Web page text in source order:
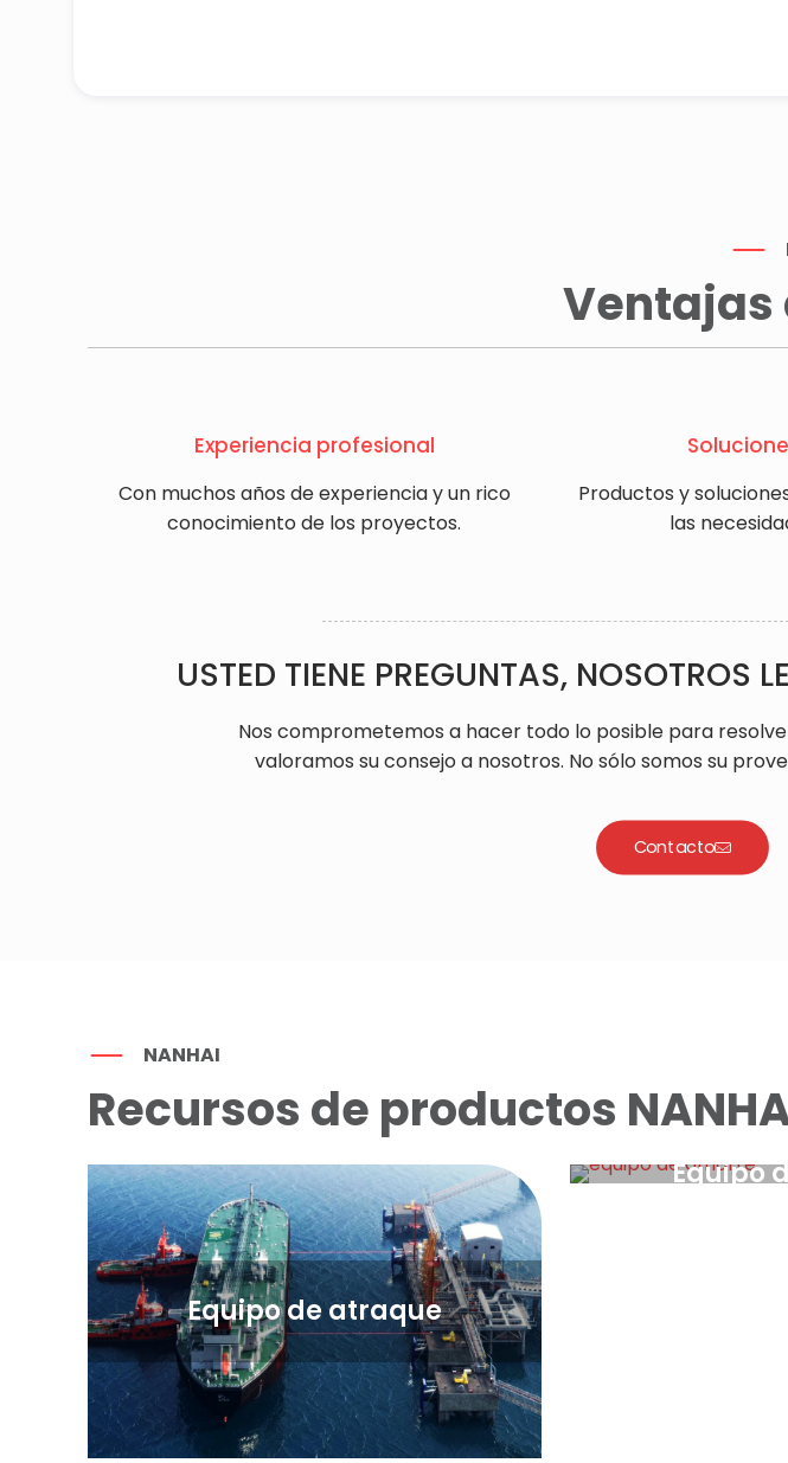
Ventajas
Experiencia profesional
Con muchos años de experiencia y un rico
conocimiento de los proyectos.
Productos y
las
USTED TIENE PREGUNTAS, NOSOTROS
Nos comprometemos a hacer todo lo posible para
valoramos su consejo a nosotros. No sólo somos su
Contacto
NANHAI
Recursos de productos
Equipo de atraque
Equipo